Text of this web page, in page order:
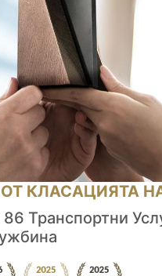
КЛАСАЦИЯТА
Транспортни